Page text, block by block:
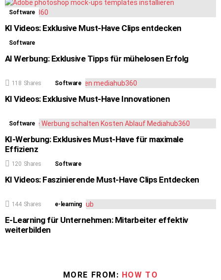
Software
KI Videos: Exklusive Must-Have Clips entdecken
Software
AI Werbung: Exklusive Tipps für mühelosen Erfolg
118 Shares Software
KI Videos: Exklusive Must-Have Innovationen
Software
KI-Werbung: Exklusives Must-Have für maximale
Effizienz
120 Shares Software
KI Videos: Faszinierende Must-Have Clips Entdecken
144 Shares e-learning
E-Learning für Unternehmen: Mitarbeiter effektiv
weiterbilden
MORE FROM: HOW TO